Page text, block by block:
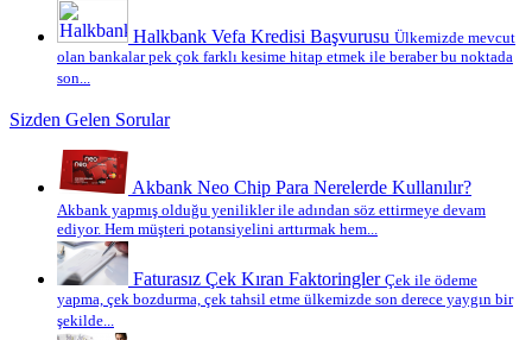
Halkbank Vefa Kredisi Başvurusu Ülkemizde mevcut
olan bankalar pek çok farklı kesime hitap etmek ile beraber bu noktada
son...
Sizden Gelen Sorular
Akbank Neo Chip Para Nerelerde Kullanılır?
Akbank yapmış olduğu yenilikler ile adından söz ettirmeye devam
ediyor. Hem müşteri potansiyelini arttırmak hem...
Faturasız Çek Kıran Faktoringler Çek ile ödeme
yapma, çek bozdurma, çek tahsil etme ülkemizde son derece yaygın bir
şekilde...